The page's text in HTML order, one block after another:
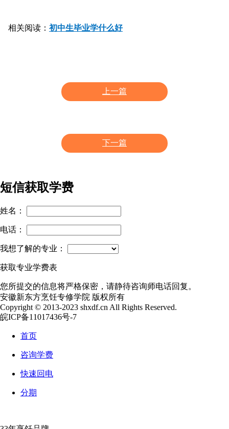
相关阅读： 初中生毕业学什么好
上一篇
下一篇
短信获取学费
姓名：
电话：
我想了解的专业：
获取专业学费表
您所提交的信息将严格保密，请静待咨询师电话回复。
安徽新东方烹饪专修学院 版权所有
Copyright © 2013-2023 shxdf.cn All Rights Reserved.
皖ICP备11017436号-7
首页
咨询学费
快速回电
分期